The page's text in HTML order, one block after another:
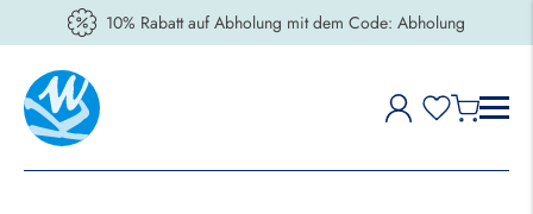
10% Rabatt auf Abholung mit dem Code: Abholung